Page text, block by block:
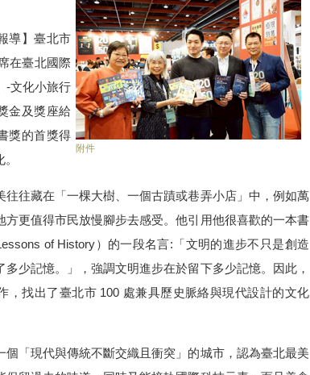
附件
導】臺北市
在臺北國際
-文化小旅行
金及獎座給
獎的首獎得
往藏在「一棵大樹、一個古蹟或巷弄小店」中，例如萬
方更值得市民放慢腳步去感受。他引用他很喜歡的一本書
of History）的一段名言:「文明的進步不只是創造
多少記憶。」，強調文明進步在於留下多少記憶。因此，
，找出了臺北市 100 處兼具歷史脈絡與現代設計的文化
「現代與傳統不斷交織且衝突」的城市，認為臺北最美